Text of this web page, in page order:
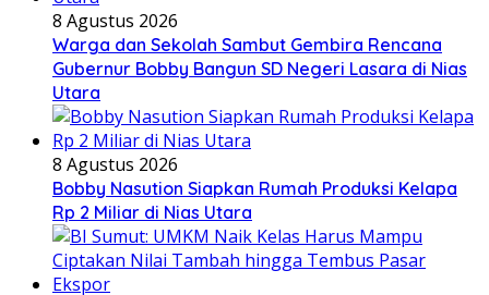
8 Agustus 2026
Warga dan Sekolah Sambut Gembira Rencana
Gubernur Bobby Bangun SD Negeri Lasara di Nias
Utara
8 Agustus 2026
Bobby Nasution Siapkan Rumah Produksi Kelapa
Rp 2 Miliar di Nias Utara